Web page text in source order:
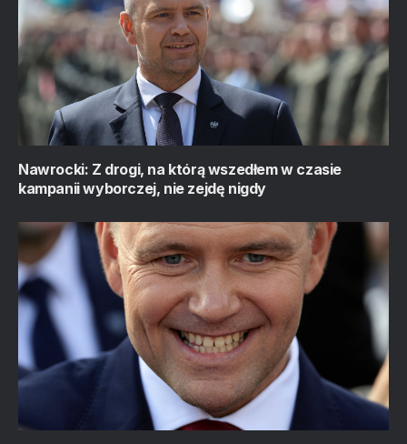
Nawrocki: Z drogi, na którą wszedłem w czasie
kampanii wyborczej, nie zejdę nigdy